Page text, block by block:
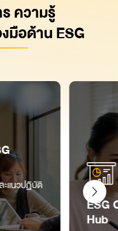
ความรู้
มือด้าน ESG
ะแนวปฏิบัติ
ESG
Hub